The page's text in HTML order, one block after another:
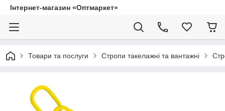
Інтернет-магазин «Оптмаркет»
Товари та послуги Стропи такелажні та вантажні